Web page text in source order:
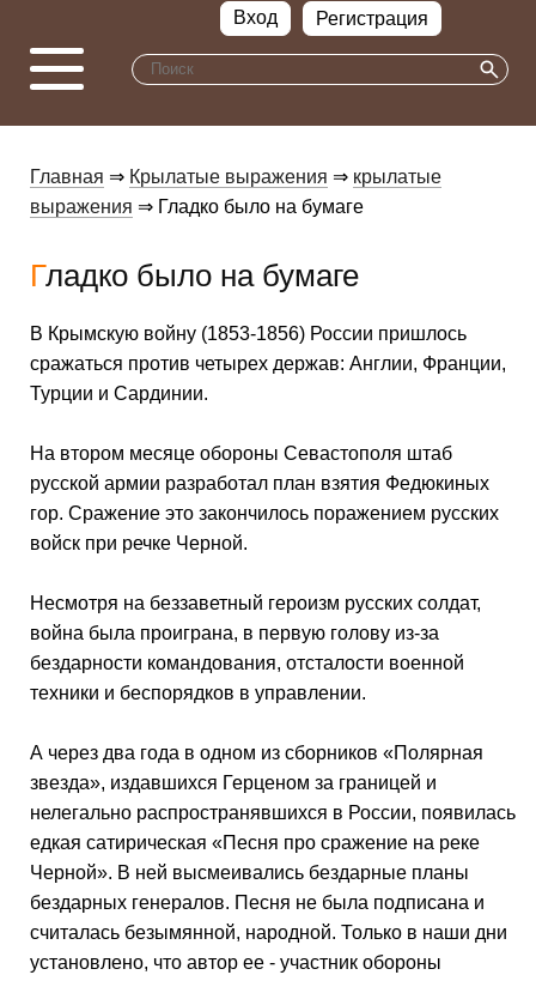
Вход Регистрация
Главная ⇒ Крылатые выражения ⇒ крылатые
выражения ⇒ Гладко было на бумаге
Гладко было на бумаге
В Крымскую войну (1853-1856) России пришлось
сражаться против четырех держав: Англии, Франции,
Турции и Сардинии.
На втором месяце обороны Севастополя штаб
русской армии разработал план взятия Федюкиных
гор. Сражение это закончилось поражением русских
войск при речке Черной.
Несмотря на беззаветный героизм русских солдат,
война была проиграна, в первую голову из-за
бездарности командования, отсталости военной
техники и беспорядков в управлении.
А через два года в одном из сборников «Полярная
звезда», издавшихся Герценом за границей и
нелегально распространявшихся в России, появилась
едкая сатирическая «Песня про сражение на реке
Черной». В ней высмеивались бездарные планы
бездарных генералов. Песня не была подписана и
считалась безымянной, народной. Только в наши дни
установлено, что автор ее - участник обороны